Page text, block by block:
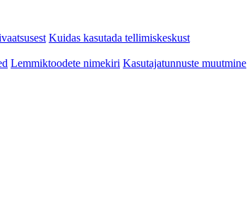
Kuidas kasutada tellimiskeskust
Lemmiktoodete nimekiri Kasutajatunnuste muutmine